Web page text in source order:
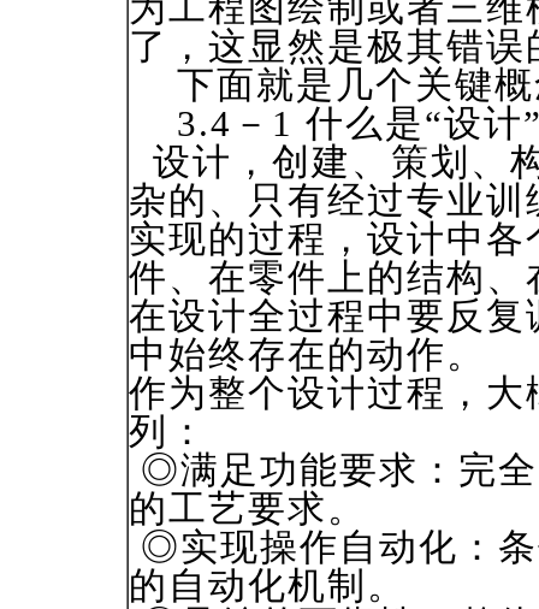
为工程图绘制或者三
了，这显然是极其错误
下面就是几个关键概
3.4－1 什么是“设计
设计，创建、策划、
杂的、只有经过专业
实现的过程，设计中
件、在零件上的结构
在设计全过程中要反
中始终存在的动作。
作为整个设计过程，
列：
◎满足功能要求：完
的工艺要求。
◎实现操作自动化：
的自动化机制。